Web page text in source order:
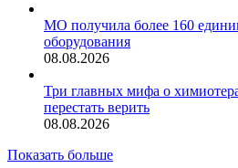
МО получила более 160
оборудования
08.08.2026
Три главных мифа о
перестать верить
08.08.2026
Показать больше